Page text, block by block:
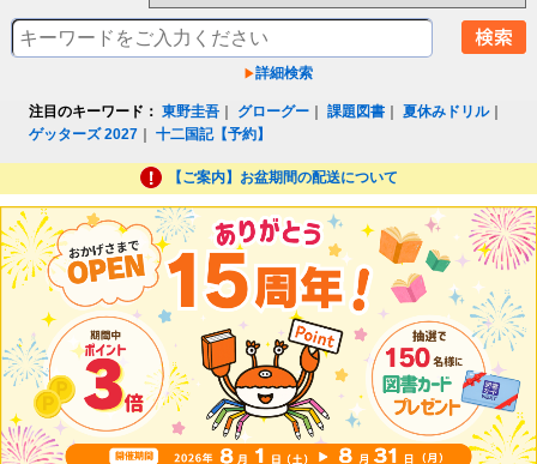
詳細検索
注目のキーワード： 東野圭吾 グローグー ｜課題図書 ｜夏休みドリル｜
ゲッターズ 2027 ｜十二国記【予約】
【ご案内】お盆期間の配送について